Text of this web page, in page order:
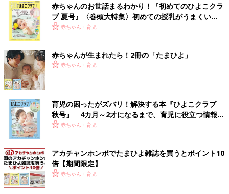
赤ちゃんのお世話まるわかり！『初めてのひよこクラ
ブ 夏号』〈巻頭大特集〉初めての授乳がうまくい
く！ おっぱい・ミルクの基本と夏のトラブル 解決テ
赤ちゃん・育児
赤ちゃんが生まれたら！2冊の「たまひよ」
赤ちゃん・育児
育児の困ったがズバリ！解決する本『ひよこクラブ
秋号』 4カ月～2才になるまで、育児に役立つ情報が
いっぱい！
赤ちゃん・育児
アカチャンホンポでたまひよ雑誌を買うとポイント10
倍【期間限定】
赤ちゃん・育児